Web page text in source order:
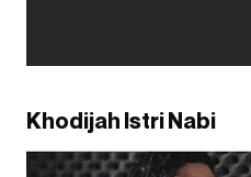
Khodijah Istri Nabi